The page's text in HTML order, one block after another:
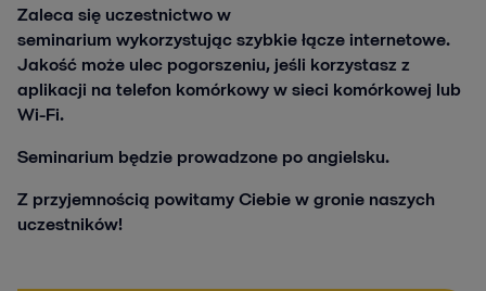
Zaleca się uczestnictwo w
seminarium wykorzystując szybkie łącze internetowe.
Jakość może ulec pogorszeniu, jeśli korzystasz z
aplikacji na telefon komórkowy w sieci komórkowej lub
Wi-Fi.
Seminarium będzie prowadzone po angielsku.
Z przyjemnością powitamy Ciebie w gronie naszych
uczestników!